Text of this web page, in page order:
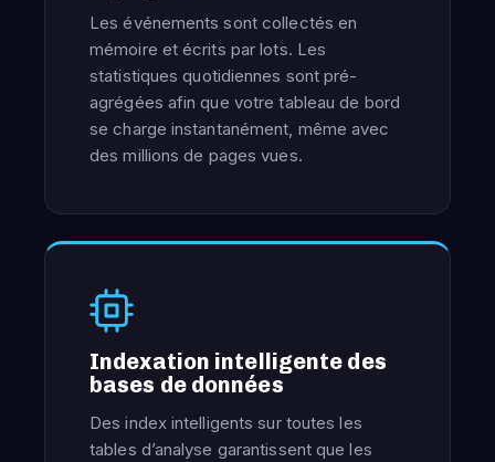
Les événements sont collectés en
mémoire et écrits par lots. Les
statistiques quotidiennes sont pré-
agrégées afin que votre tableau de bord
se charge instantanément, même avec
des millions de pages vues.
Indexation intelligente des
bases de données
Des index intelligents sur toutes les
tables d’analyse garantissent que les